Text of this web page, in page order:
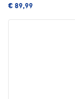
€ 89,99